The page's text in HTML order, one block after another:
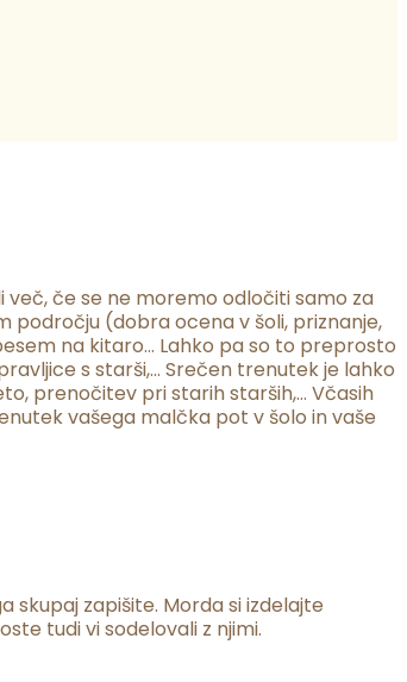
če se ne moremo odločiti samo za
področju (dobra ocena v šoli, priznanje,
na kitaro… Lahko pa so to preprosto
s starši,… Srečen trenutek je lahko
prenočitev pri starih starših,… Včasih
vašega malčka pot v šolo in vaše
zapišite. Morda si izdelajte
tudi vi sodelovali z njimi.